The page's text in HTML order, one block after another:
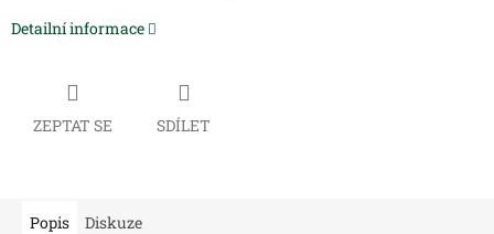
Detailní informace
ZEPTAT SE SDÍLET
Popis Diskuze